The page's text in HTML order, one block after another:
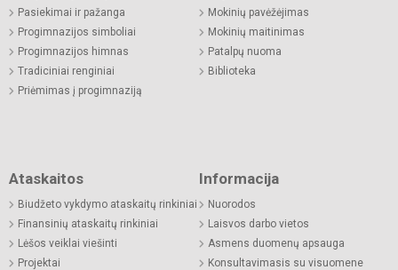
Pasiekimai ir pažanga
Progimnazijos simboliai
Progimnazijos himnas
Tradiciniai renginiai
Priėmimas į progimnaziją
Mokinių pavėžėjimas
Mokinių maitinimas
Patalpų nuoma
Biblioteka
Ataskaitos
Biudžeto vykdymo ataskaitų rinkiniai
Finansinių ataskaitų rinkiniai
Lėšos veiklai viešinti
Projektai
Informacija
Nuorodos
Laisvos darbo vietos
Asmens duomenų apsauga
Konsultavimasis su visuomene